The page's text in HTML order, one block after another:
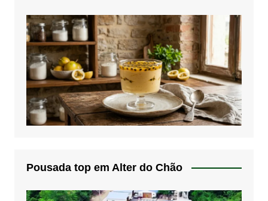
Pousada top em Alter do Chão